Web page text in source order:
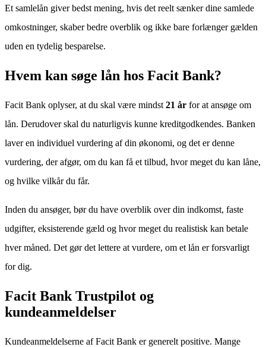
Et samlelån giver bedst mening, hvis det reelt sænker dine samlede
omkostninger, skaber bedre overblik og ikke bare forlænger gælden
uden en tydelig besparelse.
Hvem kan søge lån hos Facit Bank?
Facit Bank oplyser, at du skal være mindst 21 år for at ansøge om
lån. Derudover skal du naturligvis kunne kreditgodkendes. Banken
laver en individuel vurdering af din økonomi, og det er denne
vurdering, der afgør, om du kan få et tilbud, hvor meget du kan låne,
og hvilke vilkår du får.
Inden du ansøger, bør du have overblik over din indkomst, faste
udgifter, eksisterende gæld og hvor meget du realistisk kan betale
hver måned. Det gør det lettere at vurdere, om et lån er forsvarligt
for dig.
Facit Bank Trustpilot og
kundeanmeldelser
Kundeanmeldelserne af Facit Bank er generelt positive. Mange